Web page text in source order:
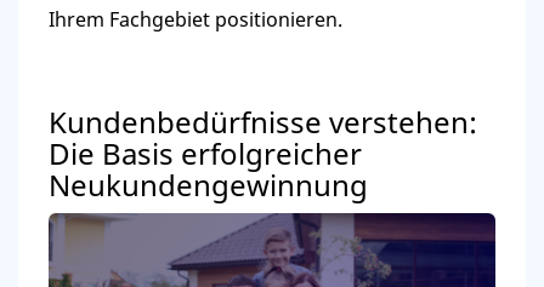
Ihrem Fachgebiet positionieren.
Kundenbedürfnisse verstehen:
Die Basis erfolgreicher
Neukundengewinnung